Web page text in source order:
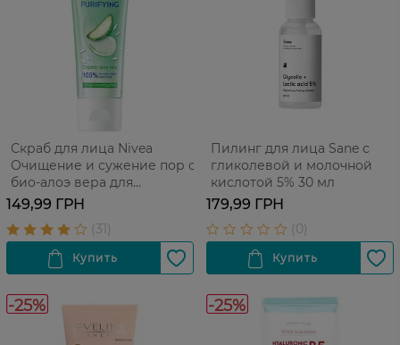
Скраб для лица Nivea
Очищение и сужение пор с
био-алоэ вера для
комбинированной кожи
матовый рисовый 75 мл
149,99 ГРН
Пилинг для лица Sane с
гликолевой и молочной
кислотой 5% 30 мл
179,99 ГРН
-25% -25%